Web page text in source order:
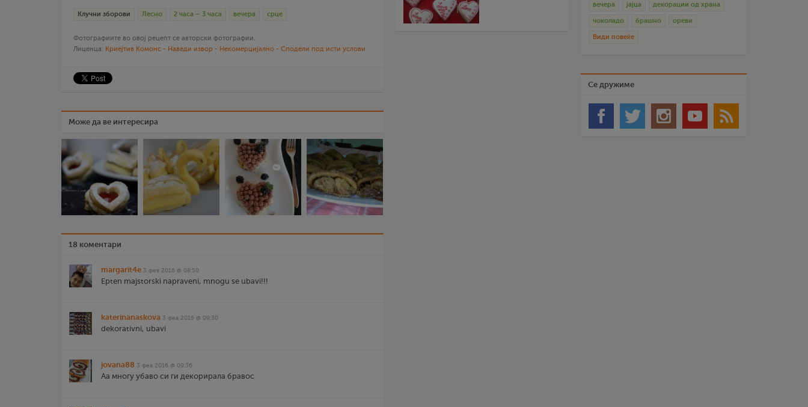
Клучни зборови Лесно 2 часа – 3 часа вечера срце
Фотографиите во овој рецепт се авторски фотографии.
Лиценца: Криејтив Комонс - Наведи извор - Некомерцијално - Сподели под исти услови
Може да ве интересира
18 коментари
margarit4e 3 фев 2016 @ 08:50
Epten majstorski napraveni, mnogu se ubavi!!!
katerinanaskova 3 фев 2016 @ 09:30
dekorativni, ubavi
jovana88 3 фев 2016 @ 09:36
Аа многу убаво си ги декорирала бравос
вечера јајца декорации од храна
чоколадо брашно ореви
Види повеќе
Се дружиме